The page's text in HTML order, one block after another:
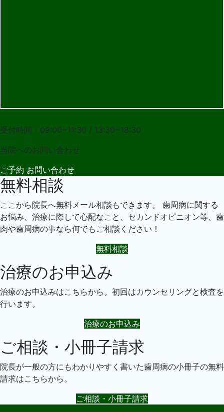
受付時間：09:00~11:30 / 13:30~18:30
当院へのお問い合わせ
ご予約 お問い合わせ
無料相談
ここから院長へ無料メール相談もできます。 歯周病に関する
お悩み、治療に際して心配なこと、セカンドオピニオン等、歯
肉や歯周病の事なら何でもご相談ください！
無料相談
治療のお申込み
治療のお申込みはこちらから。初回はカウンセリングと検査を
行います。
治療のお申込み
ご相談・小冊子請求
院長が一般の方にもわかりやすく書いた歯周病の小冊子の無料
請求はこちらから。
ご相談・小冊子請求